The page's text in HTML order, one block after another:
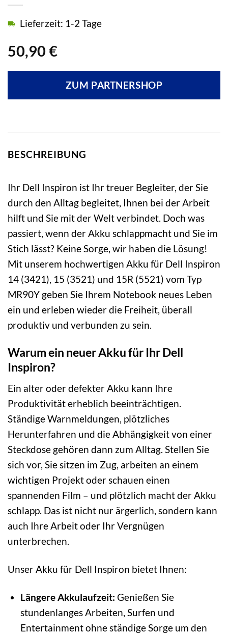
50,90 €
Lieferzeit: 1-2 Tage
ZUM PARTNERSHOP
BESCHREIBUNG
Ihr Dell Inspiron ist Ihr treuer Begleiter, der Sie
durch den Alltag begleitet, Ihnen bei der Arbeit
hilft und Sie mit der Welt verbindet. Doch was
passiert, wenn der Akku schlappmacht und Sie im
Stich lässt? Keine Sorge, wir haben die Lösung!
Mit unserem hochwertigen Akku für Dell Inspiron
14 (3421), 15 (3521) und 15R (5521) vom Typ
MR90Y geben Sie Ihrem Notebook neues Leben
ein und erleben wieder die Freiheit, überall
produktiv und verbunden zu sein.
Warum ein neuer Akku für Ihr Dell
Inspiron?
Ein alter oder defekter Akku kann Ihre
Produktivität erheblich beeinträchtigen.
Ständige Warnmeldungen, plötzliches
Herunterfahren und die Abhängigkeit von einer
Steckdose gehören dann zum Alltag. Stellen Sie
sich vor, Sie sitzen im Zug, arbeiten an einem
wichtigen Projekt oder schauen einen
spannenden Film – und plötzlich macht der Akku
schlapp. Das ist nicht nur ärgerlich, sondern kann
auch Ihre Arbeit oder Ihr Vergnügen
unterbrechen.
Unser Akku für Dell Inspiron bietet Ihnen:
Längere Akkulaufzeit: Genießen Sie
stundenlanges Arbeiten, Surfen und
Entertainment ohne ständige Sorge um den